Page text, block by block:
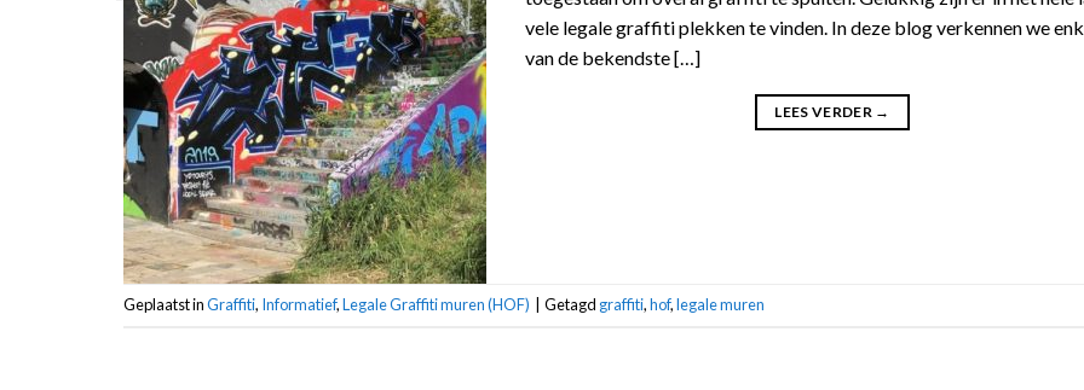
vele legale graffiti plekken te vinden. In deze blog verkennen we
van de bekendste […]
LEES VERDER →
Geplaatst inGraffiti, Informatief,Legale Graffiti muren (HOF) Getagd graffiti,hof,legale muren